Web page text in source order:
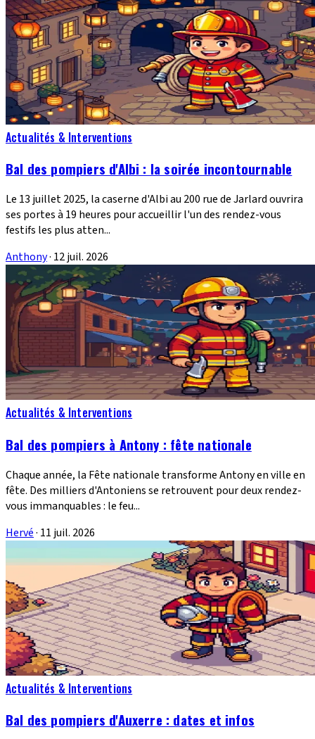
Actualités & Interventions
Bal des pompiers d'Albi : la soirée incontournable
Le 13 juillet 2025, la caserne d'Albi au 200 rue de Jarlard ouvrira
ses portes à 19 heures pour accueillir l'un des rendez-vous
festifs les plus atten...
Anthony· 12 juil. 2026
Actualités & Interventions
Bal des pompiers à Antony : fête nationale
Chaque année, la Fête nationale transforme Antony en ville en
fête. Des milliers d'Antoniens se retrouvent pour deux rendez-
vous immanquables : le feu...
Hervé· 11 juil. 2026
Actualités & Interventions
Bal des pompiers d'Auxerre : dates et infos